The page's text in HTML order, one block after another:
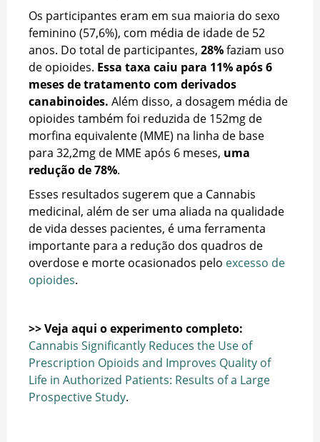
Os participantes eram em sua maioria do sexo
feminino (57,6%), com média de idade de 52
anos. Do total de participantes, 28%faziam uso
de opioides. Essa taxa caiu para 11% após 6
meses de tratamento com derivados
canabinoides. Além disso, a dosagem média de
opioides também foi reduzida de 152mg de
morfina equivalente (MME) na linha de base
para 32,2mg de MME após 6 meses, uma
redução de 78%.
Esses resultados sugerem que a Cannabis
medicinal, além de ser uma aliada na qualidade
de vida desses pacientes, é uma ferramenta
importante para a redução dos quadros de
overdose e morte ocasionados pelo excesso de
opioides.
>> Veja aqui o experimento completo:
Cannabis Significantly Reduces the Use of
Prescription Opioids and Improves Quality of
Life in Authorized Patients: Results of a Large
Prospective Study.